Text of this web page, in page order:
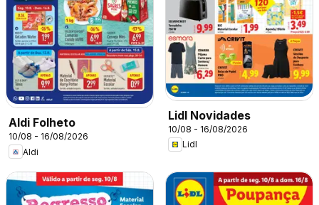
Aldi Folheto
10/08 - 16/08/2026
Aldi
Lidl Novidades
10/08 - 16/08/2026
Lidl